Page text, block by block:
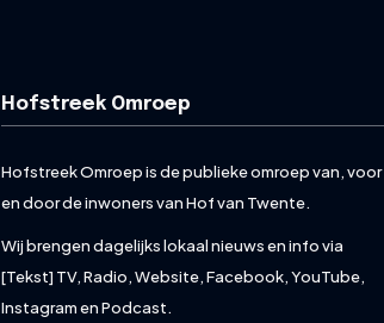
Hofstreek Omroep
Hofstreek Omroep is de publieke omroep van, voor
en door de inwoners van Hof van Twente.
Wij brengen dagelijks lokaal nieuws en info via
[Tekst] TV, Radio, Website, Facebook, YouTube,
Instagram en Podcast.